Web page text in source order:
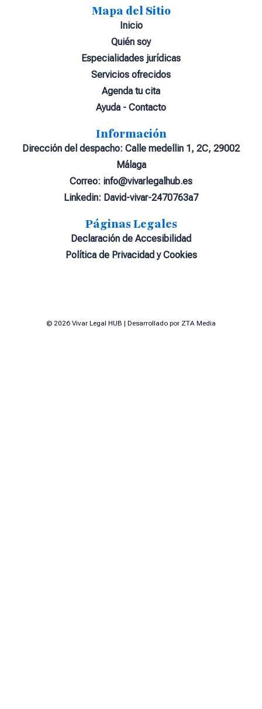
Mapa del Sitio
Inicio
Quién soy
Especialidades jurídicas
Servicios ofrecidos
Agenda tu cita
Ayuda - Contacto
Información
Dirección del despacho: Calle medellin 1, 2C, 29002
Málaga
Correo: info@vivarlegalhub.es
Linkedin: David-vivar-2470763a7
Páginas Legales
Declaración de Accesibilidad
Política de Privacidad y Cookies
© 2026 Vivar Legal HUB | Desarrollado por ZTA Media